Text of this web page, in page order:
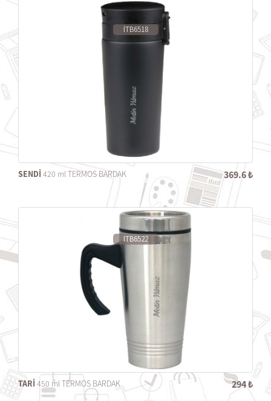
İTB6518
SENDİ 420 ml TERMOS BARDAK 369.6 ₺
İTB6522
TARİ 450 ml TERMOS BARDAK 294 ₺